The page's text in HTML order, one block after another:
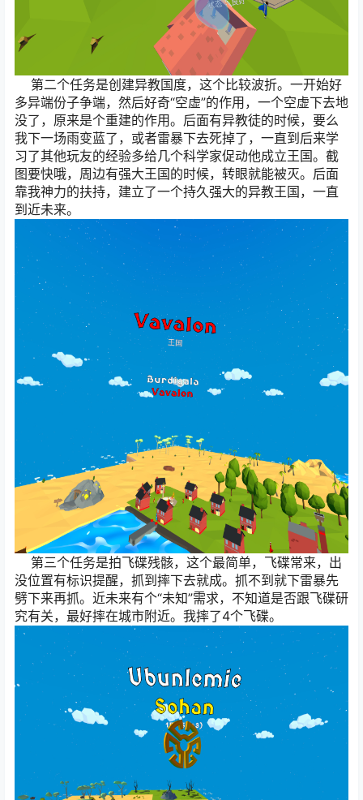
第二个任务是创建异教国度，这个比较波折。一开始好
多异端份子争端，然后好奇“空虚”的作用，一个空虚下去地
没了，原来是个重建的作用。后面有异教徒的时候，要么
我下一场雨变蓝了，或者雷暴下去死掉了，一直到后来学
习了其他玩友的经验多给几个科学家促动他成立王国。截
图要快哦，周边有强大王国的时候，转眼就能被灭。后面
靠我神力的扶持，建立了一个持久强大的异教王国，一直
到近未来。
第三个任务是拍飞碟残骸，这个最简单，飞碟常来，出
没位置有标识提醒，抓到摔下去就成。抓不到就下雷暴先
劈下来再抓。近未来有个“未知”需求，不知道是否跟飞碟研
究有关，最好摔在城市附近。我摔了4个飞碟。